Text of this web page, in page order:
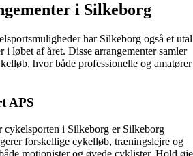
i Silkeborg
har Silkeborg også et utal
i løbet af året. Disse arrangementer samler
hvor både professionelle og amatører
APS
i Silkeborg er Silkeborg
forskellige cykelløb, træningslejre og
motionister og øvede cyklister. Hold øje